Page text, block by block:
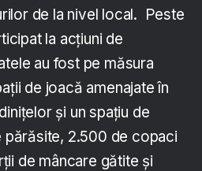
de la nivel local. Peste
la acțiuni de
au fost pe măsura
de joacă amenajate în
și un spațiu de
părăsite, 2.500 de copaci
de mâncare gătite și